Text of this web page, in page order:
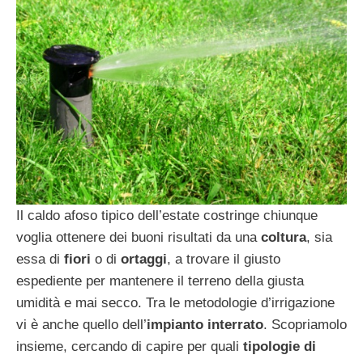
Il caldo afoso tipico dell’estate costringe chiunque
voglia ottenere dei buoni risultati da una coltura, sia
essa di fiori o di ortaggi, a trovare il giusto
espediente per mantenere il terreno della giusta
umidità e mai secco. Tra le metodologie d’irrigazione
vi è anche quello dell’impianto interrato. Scopriamolo
insieme, cercando di capire per quali tipologie di